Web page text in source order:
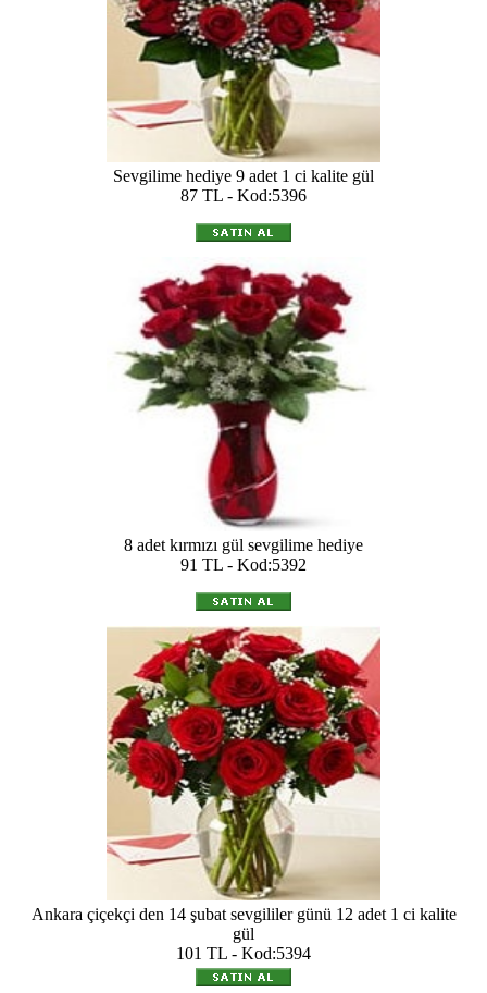
Sevgilime hediye 9 adet 1 ci kalite gül
87 TL - Kod:5396
8 adet kırmızı gül sevgilime hediye
91 TL - Kod:5392
Ankara çiçekçi den 14 şubat sevgililer günü 12 adet 1 ci kalite
gül
101 TL - Kod:5394